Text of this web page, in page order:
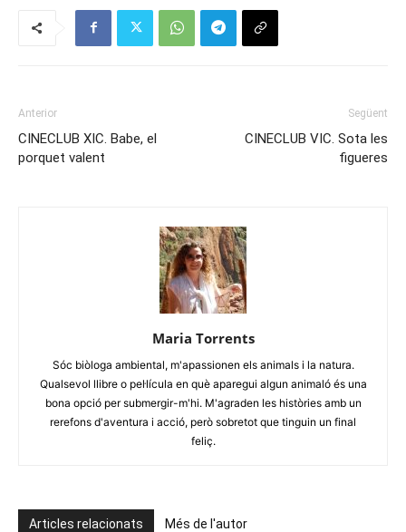
Anterior
CINECLUB XIC. Babe, el
porquet valent
Següent
CINECLUB VIC. Sota les
figueres
Maria Torrents
Sóc biòloga ambiental, m'apassionen els animals i la natura.
Qualsevol llibre o pel·lícula en què aparegui algun animaló és una
bona opció per submergir-m'hi. M'agraden les històries amb un
rerefons d'aventura i acció, però sobretot que tinguin un final
feliç.
Articles relacionats Més de l'autor